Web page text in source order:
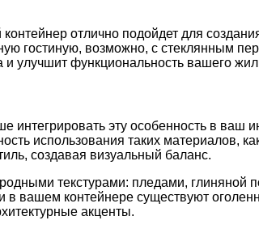
отлично подойдет для
гостиную, возможно, с стеклянным
и улучшит функциональность вашего
эту особенность в ваш
использования таких материалов,
создавая визуальный баланс.
текстурами: пледами, глиняной
в вашем контейнере существуют
акценты.